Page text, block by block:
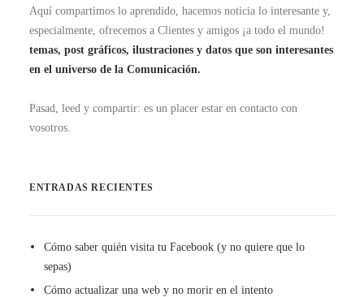
Aquí compartimos lo aprendido, hacemos noticia lo interesante y,
especialmente, ofrecemos a Clientes y amigos ¡a todo el mundo!
temas, post gráficos, ilustraciones y datos que son interesantes
en el universo de la Comunicación.
Pasad, leed y compartir: es un placer estar en contacto con
vosotros.
ENTRADAS RECIENTES
Cómo saber quién visita tu Facebook (y no quiere que lo
sepas)
Cómo actualizar una web y no morir en el intento